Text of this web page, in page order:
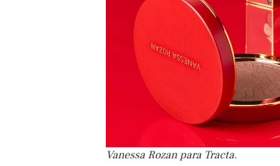
Vanessa Rozan para Tracta.